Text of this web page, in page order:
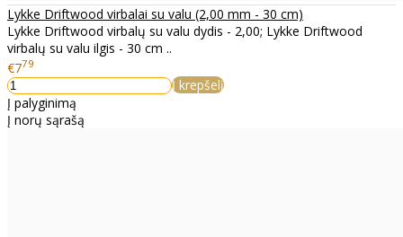
Lykke Driftwood virbalai su valu (2,00 mm - 30 cm)
Lykke Driftwood virbalų su valu dydis - 2,00; Lykke Driftwood
virbalų su valu ilgis - 30 cm ..
€779
Į krepšelį
Į palyginimą
Į norų sąrašą